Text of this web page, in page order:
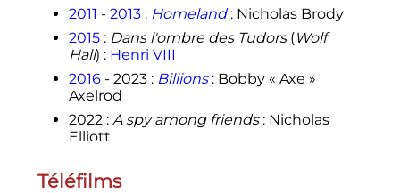
2011 - 2013 : Homeland : Nicholas Brody
2015 : Dans l'ombre des Tudors(Wolf
Hall) : Henri VIII
2016- 2023 : Billions : Bobby « Axe »
Axelrod
2022 : A spy among friends : Nicholas
Elliott
Téléfilms